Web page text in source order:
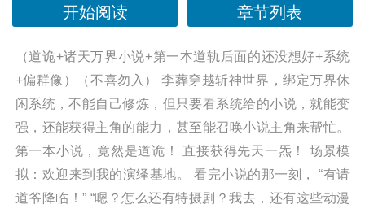
开始阅读 章节列表
（道诡+诸天万界小说+第一本道轨后面的还没想好+系统
+偏群像）（不喜勿入） 李葬穿越斩神世界，绑定万界休
闲系统，不能自己修炼，但只要看系统给的小说，就能变
强，还能获得主角的能力，甚至能召唤小说主角来帮忙。
第一本小说，竟然是道诡！ 直接获得先天一炁！ 场景模
拟：欢迎来到我的演绎基地。 看完小说的那一刻， “有请
道爷降临！” “嗯？怎么还有特摄剧？我去，还有这些动漫